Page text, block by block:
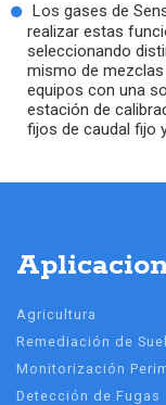
Los gases de
realizar estas
seleccionando
mismo de
equipos con una
estación de
fijos de caudal fijo
Agricultura
Remediación de
Monitorización
Detección de Fugas